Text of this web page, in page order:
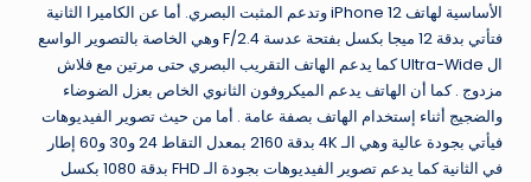
الأساسية لهاتف iPhone 12 وتدعم المثبت البصري. أما عن الكاميرا الثانية
فتأتي بدقة 12 ميجا بكسل بفتحة عدسة F/2.4 وهي الخاصة بالتصوير الواسع
ال Ultra-Wide كما يدعم الهاتف التقريب البصري حتى مرتين مع فلاش
مزدوج . كما أن الهاتف يدعم الميكروفون الثانوي الخاص بعزل الضوضاء
والضجيج أثناء إستخدام الهاتف بصفة عامة . أما من حيث تصوير الفيديوهات
فيأتي بجودة عالية وهي الـ 4K بدقة 2160 بمعدل التقاط 24 و30 و60 إطار
في الثانية كما يدعم تصوير الفيديوهات بجودة الـ FHD بدقة 1080 بكسل